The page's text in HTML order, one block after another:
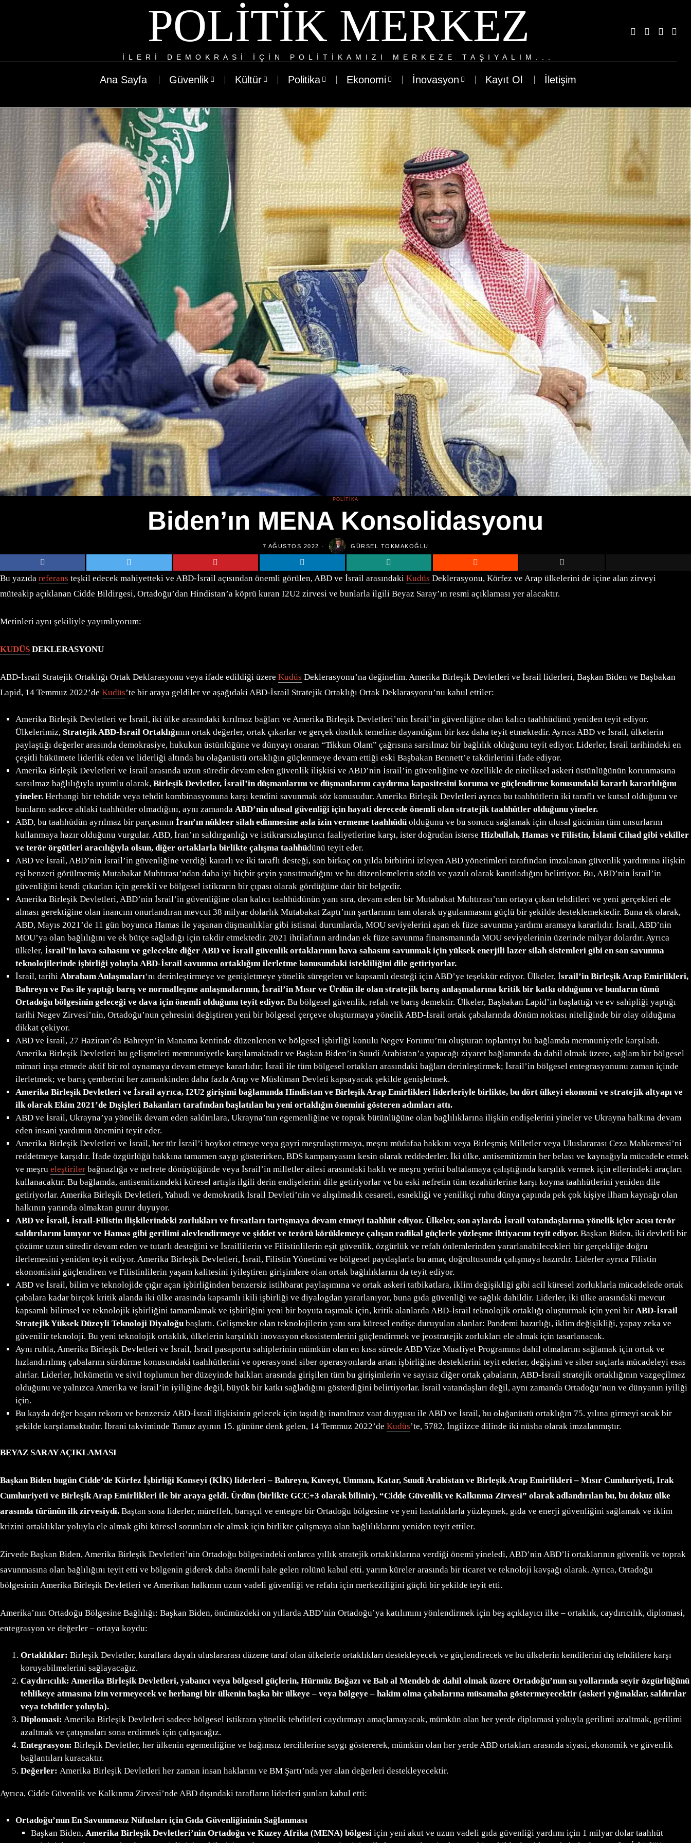
POLITIK MERKEZ
ILERI DEMOKRASI IÇIN POLITIKAMIZI MERKEZE TAŞIYALIM...
Ana Sayfa Güvenlik Kültür Politika Ekonomi İnovasyon Kayıt Ol İletişim
POLITIKA
Biden’ın MENA Konsolidasyonu
7 AĞUSTOS 2022 GÜRSEL TOKMAKOĞLU
Bu yazıda referans teşkil edecek mahiyetteki ve ABD-İsrail açısından önemli görülen, ABD ve İsrail arasındaki Kudüs Deklerasyonu, Körfez ve Arap ülkelerini de içine alan zirveyi
müteakip açıklanan Cidde Bildirgesi, Ortadoğu’dan Hindistan’a köprü kuran I2U2 zirvesi ve bunlarla ilgili Beyaz Saray’ın resmi açıklaması yer alacaktır.
Metinleri aynı şekiliyle yayımlıyorum:
KUDÜS DEKLERASYONU
ABD-İsrail Stratejik Ortaklığı Ortak Deklarasyonu veya ifade edildiği üzere Kudüs Deklerasyonu’na değinelim. Amerika Birleşik Devletleri ve İsrail liderleri, Başkan Biden ve Başbakan
Lapid, 14 Temmuz 2022’de Kudüs’te bir araya geldiler ve aşağıdaki ABD-İsrail Stratejik Ortaklığı Ortak Deklarasyonu’nu kabul ettiler:
Amerika Birleşik Devletleri ve İsrail, iki ülke arasındaki kırılmaz bağları ve Amerika Birleşik Devletleri’nin İsrail’in güvenliğine olan kalıcı taahhüdünü yeniden teyit ediyor.
Ülkelerimiz, Stratejik ABD-İsrail Ortaklığının ortak değerler, ortak çıkarlar ve gerçek dostluk temeline dayandığını bir kez daha teyit etmektedir. Ayrıca ABD ve İsrail, ülkelerin
paylaştığı değerler arasında demokrasiye, hukukun üstünlüğüne ve dünyayı onaran “Tikkun Olam” çağrısına sarsılmaz bir bağlılık olduğunu teyit ediyor. Liderler, İsrail tarihindeki en
çeşitli hükümete liderlik eden ve liderliği altında bu olağanüstü ortaklığın güçlenmeye devam ettiği eski Başbakan Bennett’e takdirlerini ifade ediyor.
Amerika Birleşik Devletleri ve İsrail arasında uzun süredir devam eden güvenlik ilişkisi ve ABD’nin İsrail’in güvenliğine ve özellikle de niteliksel askeri üstünlüğünün korunmasına
sarsılmaz bağlılığıyla uyumlu olarak, Birleşik Devletler, İsrail’in düşmanlarını ve düşmanlarını caydırma kapasitesini koruma ve güçlendirme konusundaki kararlı kararlılığını
yineler.Herhangi bir tehdide veya tehdit kombinasyonuna karşı kendini savunmak söz konusudur. Amerika Birleşik Devletleri ayrıca bu taahhütlerin iki taraflı ve kutsal olduğunu ve
bunların sadece ahlaki taahhütler olmadığını, aynı zamanda ABD’nin ulusal güvenliği için hayati derecede önemli olan stratejik taahhütler olduğunu yineler.
ABD, bu taahhüdün ayrılmaz bir parçasınınİran’ın nükleer silah edinmesine asla izin vermeme taahhüdüolduğunu ve bu sonucu sağlamak için ulusal gücünün tüm unsurlarını
kullanmaya hazır olduğunu vurgular. ABD, İran’ın saldırganlığı ve istikrarsızlaştırıcı faaliyetlerine karşı, ister doğrudan isterse Hizbullah, Hamas ve Filistin, İslami Cihad gibi vekiller
ve terör örgütleri aracılığıyla olsun, diğer ortaklarla birlikte çalışma taahhüdünü teyit eder.
ABD ve İsrail, ABD’nin İsrail’in güvenliğine verdiği kararlı ve iki taraflı desteği, son birkaç on yılda birbirini izleyen ABD yönetimleri tarafından imzalanan güvenlik yardımına ilişkin
eşi benzeri görülmemiş Mutabakat Muhtırası’ndan daha iyi hiçbir şeyin yansıtmadığını ve bu düzenlemelerin sözlü ve yazılı olarak kanıtladığını belirtiyor. Bu, ABD’nin İsrail’in
güvenliğini kendi çıkarları için gerekli ve bölgesel istikrarın bir çıpası olarak gördüğüne dair bir belgedir.
Amerika Birleşik Devletleri, ABD’nin İsrail’in güvenliğine olan kalıcı taahhüdünün yanı sıra, devam eden bir Mutabakat Muhtırası’nın ortaya çıkan tehditleri ve yeni gerçekleri ele
alması gerektiğine olan inancını onurlandıran mevcut 38 milyar dolarlık Mutabakat Zaptı’nın şartlarının tam olarak uygulanmasını güçlü bir şekilde desteklemektedir. Buna ek olarak,
ABD, Mayıs 2021’de 11 gün boyunca Hamas ile yaşanan düşmanlıklar gibi istisnai durumlarda, MOU seviyelerini aşan ek füze savunma yardımı aramaya kararlıdır. İsrail, ABD’nin
MOU’ya olan bağlılığını ve ek bütçe sağladığı için takdir etmektedir. 2021 ihtilafının ardından ek füze savunma finansmanında MOU seviyelerinin üzerinde milyar dolardır. Ayrıca
ülkeler, İsrail’in hava sahasını ve gelecekte diğer ABD ve İsrail güvenlik ortaklarının hava sahasını savunmak için yüksek enerjili lazer silah sistemleri gibi en son savunma
teknolojilerinde işbirliği yoluyla ABD-İsrail savunma ortaklığını ilerletme konusundaki istekliliğini dile getiriyorlar.
İsrail, tarihi Abraham Anlaşmaları‘nı derinleştirmeye ve genişletmeye yönelik süregelen ve kapsamlı desteği için ABD’ye teşekkür ediyor. Ülkeler, İsrail’in Birleşik Arap Emirlikleri,
Bahreyn ve Fas ile yaptığı barış ve normalleşme anlaşmalarının, İsrail’in Mısır ve Ürdün ile olan stratejik barış anlaşmalarına kritik bir katkı olduğunu ve bunların tümü
Ortadoğu bölgesinin geleceği ve dava için önemli olduğunu teyit ediyor.Bu bölgesel güvenlik, refah ve barış demektir. Ülkeler, Başbakan Lapid’in başlattığı ve ev sahipliği yaptığı
tarihi Negev Zirvesi’nin, Ortadoğu’nun çehresini değiştiren yeni bir bölgesel çerçeve oluşturmaya yönelik ABD-İsrail ortak çabalarında dönüm noktası niteliğinde bir olay olduğuna
dikkat çekiyor.
ABD ve İsrail, 27 Haziran’da Bahreyn’in Manama kentinde düzenlenen ve bölgesel işbirliği konulu Negev Forumu’nu oluşturan toplantıyı bu bağlamda memnuniyetle karşıladı.
Amerika Birleşik Devletleri bu gelişmeleri memnuniyetle karşılamaktadır ve Başkan Biden’in Suudi Arabistan’a yapacağı ziyaret bağlamında da dahil olmak üzere, sağlam bir bölgesel
mimari inşa etmede aktif bir rol oynamaya devam etmeye kararlıdır; İsrail ile tüm bölgesel ortakları arasındaki bağları derinleştirmek; İsrail’in bölgesel entegrasyonunu zaman içinde
ilerletmek; ve barış çemberini her zamankinden daha fazla Arap ve Müslüman Devleti kapsayacak şekilde genişletmek.
Amerika Birleşik Devletleri ve İsrail ayrıca, I2U2 girişimi bağlamında Hindistan ve Birleşik Arap Emirlikleri liderleriyle birlikte, bu dört ülkeyi ekonomi ve stratejik altyapı ve
ilk olarak Ekim 2021’de Dışişleri Bakanları tarafından başlatılan bu yeni ortaklığın önemini gösteren adımları attı.
ABD ve İsrail, Ukrayna’ya yönelik devam eden saldırılara, Ukrayna’nın egemenliğine ve toprak bütünlüğüne olan bağlılıklarına ilişkin endişelerini yineler ve Ukrayna halkına devam
eden insani yardımın önemini teyit eder.
Amerika Birleşik Devletleri ve İsrail, her tür İsrail’i boykot etmeye veya gayri meşrulaştırmaya, meşru müdafaa hakkını veya Birleşmiş Milletler veya Uluslararası Ceza Mahkemesi’ni
reddetmeye karşıdır. İfade özgürlüğü hakkına tamamen saygı gösterirken, BDS kampanyasını kesin olarak reddederler. İki ülke, antisemitizmin her belası ve kaynağıyla mücadele etmek
ve meşru eleştirilerbağnazlığa ve nefrete dönüştüğünde veya İsrail’in milletler ailesi arasındaki haklı ve meşru yerini baltalamaya çalıştığında karşılık vermek için ellerindeki araçları
kullanacaktır. Bu bağlamda, antisemitizmdeki küresel artışla ilgili derin endişelerini dile getiriyorlar ve bu eski nefretin tüm tezahürlerine karşı koyma taahhütlerini yeniden dile
getiriyorlar. Amerika Birleşik Devletleri, Yahudi ve demokratik İsrail Devleti’nin ve alışılmadık cesareti, esnekliği ve yenilikçi ruhu dünya çapında pek çok kişiye ilham kaynağı olan
halkının yanında olmaktan gurur duyuyor.
ABD ve İsrail, İsrail-Filistin ilişkilerindeki zorlukları ve fırsatları tartışmaya devam etmeyi taahhüt ediyor. Ülkeler, son aylarda İsrail vatandaşlarına yönelik içler acısı terör
saldırılarını kınıyor ve Hamas gibi gerilimi alevlendirmeye ve şiddet ve terörü körüklemeye çalışan radikal güçlerle yüzleşme ihtiyacını teyit ediyor. Başkan Biden, iki devletli bir
çözüme uzun süredir devam eden ve tutarlı desteğini ve İsraillilerin ve Filistinlilerin eşit güvenlik, özgürlük ve refah önlemlerinden yararlanabilecekleri bir gerçekliğe doğru
ilerlemesini yeniden teyit ediyor. Amerika Birleşik Devletleri, İsrail, Filistin Yönetimi ve bölgesel paydaşlarla bu amaç doğrultusunda çalışmaya hazırdır. Liderler ayrıca Filistin
ekonomisini güçlendiren ve Filistinlilerin yaşam kalitesini iyileştiren girişimlere olan ortak bağlılıklarını da teyit ediyor.
ABD ve İsrail, bilim ve teknolojide çığır açan işbirliğinden benzersiz istihbarat paylaşımına ve ortak askeri tatbikatlara, iklim değişikliği gibi acil küresel zorluklarla mücadelede ortak
çabalara kadar birçok kritik alanda iki ülke arasında kapsamlı ikili işbirliği ve diyalogdan yararlanıyor, buna gıda güvenliği ve sağlık dahildir. Liderler, iki ülke arasındaki mevcut
kapsamlı bilimsel ve teknolojik işbirliğini tamamlamak ve işbirliğini yeni bir boyuta taşımak için, kritik alanlarda ABD-İsrail teknolojik ortaklığı oluşturmak için yeni bir ABD-İsrail
Stratejik Yüksek Düzeyli Teknoloji Diyaloğubaşlattı. Gelişmekte olan teknolojilerin yanı sıra küresel endişe duruyulan alanlar: Pandemi hazırlığı, iklim değişikliği, yapay zeka ve
güvenilir teknoloji. Bu yeni teknolojik ortaklık, ülkelerin karşılıklı inovasyon ekosistemlerini güçlendirmek ve jeostratejik zorlukları ele almak için tasarlanacak.
Aynı ruhla, Amerika Birleşik Devletleri ve İsrail, İsrail pasaportu sahiplerinin mümkün olan en kısa sürede ABD Vize Muafiyet Programına dahil olmalarını sağlamak için ortak ve
hızlandırılmış çabalarını sürdürme konusundaki taahhütlerini ve operasyonel siber operasyonlarda artan işbirliğine desteklerini teyit ederler, değişimi ve siber suçlarla mücadeleyi esas
alırlar. Liderler, hükümetin ve sivil toplumun her düzeyinde halkları arasında girişilen tüm bu girişimlerin ve sayısız diğer ortak çabaların, ABD-İsrail stratejik ortaklığının vazgeçilmez
olduğunu ve yalnızca Amerika ve İsrail’in iyiliğine değil, büyük bir katkı sağladığını gösterdiğini belirtiyorlar. İsrail vatandaşları değil, aynı zamanda Ortadoğu’nun ve dünyanın iyiliği
için.
Bu kayda değer başarı rekoru ve benzersiz ABD-İsrail ilişkisinin gelecek için taşıdığı inanılmaz vaat duygusu ile ABD ve İsrail, bu olağanüstü ortaklığın 75. yılına girmeyi sıcak bir
şekilde karşılamaktadır. İbrani takviminde Tamuz ayının 15. gününe denk gelen, 14 Temmuz 2022’de Kudüs’te, 5782, İngilizce dilinde iki nüsha olarak imzalanmıştır.
BEYAZ SARAY AÇIKLAMASI
Başkan Biden bugün Cidde’de Körfez İşbirliği Konseyi (KİK) liderleri – Bahreyn, Kuveyt, Umman, Katar, Suudi Arabistan ve Birleşik Arap Emirlikleri – Mısır Cumhuriyeti, Irak
Cumhuriyeti ve Birleşik Arap Emirlikleri ile bir araya geldi. Ürdün (birlikte GCC+3 olarak bilinir). “Cidde Güvenlik ve Kalkınma Zirvesi” olarak adlandırılan bu, bu dokuz ülke
arasında türünün ilk zirvesiydi. Baştan sona liderler, müreffeh, barışçıl ve entegre bir Ortadoğu bölgesine ve yeni hastalıklarla yüzleşmek, gıda ve enerji güvenliğini sağlamak ve iklim
krizini ortaklıklar yoluyla ele almak gibi küresel sorunları ele almak için birlikte çalışmaya olan bağlılıklarını yeniden teyit ettiler.
Zirvede Başkan Biden, Amerika Birleşik Devletleri’nin Ortadoğu bölgesindeki onlarca yıllık stratejik ortaklıklarına verdiği önemi yineledi, ABD’nin ABD’li ortaklarının güvenlik ve toprak
savunmasına olan bağlılığını teyit etti ve bölgenin giderek daha önemli hale gelen rolünü kabul etti. yarım küreler arasında bir ticaret ve teknoloji kavşağı olarak. Ayrıca, Ortadoğu
bölgesinin Amerika Birleşik Devletleri ve Amerikan halkının uzun vadeli güvenliği ve refahı için merkeziliğini güçlü bir şekilde teyit etti.
Amerika’nın Ortadoğu Bölgesine Bağlılığı: Başkan Biden, önümüzdeki on yıllarda ABD’nin Ortadoğu’ya katılımını yönlendirmek için beş açıklayıcı ilke – ortaklık, caydırıcılık, diplomasi,
entegrasyon ve değerler – ortaya koydu:
Ortaklıklar: Birleşik Devletler, kurallara dayalı uluslararası düzene taraf olan ülkelerle ortaklıkları destekleyecek ve güçlendirecek ve bu ülkelerin kendilerini dış tehditlere karşı
koruyabilmelerini sağlayacağız.
Caydırıcılık: Amerika Birleşik Devletleri, yabancı veya bölgesel güçlerin, Hürmüz Boğazı ve Bab al Mendeb de dahil olmak üzere Ortadoğu’nun su yollarında seyir özgürlüğünü
tehlikeye atmasına izin vermeyecek ve herhangi bir ülkenin başka bir ülkeye – veya bölgeye – hakim olma çabalarına müsamaha göstermeyecektir (askeri yığınaklar, saldırılar
veya tehditler yoluyla).
Diplomasi: Amerika Birleşik Devletleri sadece bölgesel istikrara yönelik tehditleri caydırmayı amaçlamayacak, mümkün olan her yerde diplomasi yoluyla gerilimi azaltmak, gerilimi
azaltmak ve çatışmaları sona erdirmek için çalışacağız.
Entegrasyon: Birleşik Devletler, her ülkenin egemenliğine ve bağımsız tercihlerine saygı göstererek, mümkün olan her yerde ABD ortakları arasında siyasi, ekonomik ve güvenlik
bağlantıları kuracaktır.
Değerler: Amerika Birleşik Devletleri her zaman insan haklarını ve BM Şartı’nda yer alan değerleri destekleyecektir.
Ayrıca, Cidde Güvenlik ve Kalkınma Zirvesi’nde ABD dışındaki tarafların liderleri şunları kabul etti:
Ortadoğu’nun En Savunmasız Nüfusları için Gıda Güvenliğininin Sağlanması
Başkan Biden, Amerika Birleşik Devletleri’nin Ortadoğu ve Kuzey Afrika (MENA) bölgesi için yeni akut ve uzun vadeli gıda güvenliği yardımı için 1 milyar dolar taahhüt